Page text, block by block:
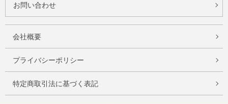
お問い合わせ
会社概要
プライバシーポリシー
特定商取引法に基づく表記